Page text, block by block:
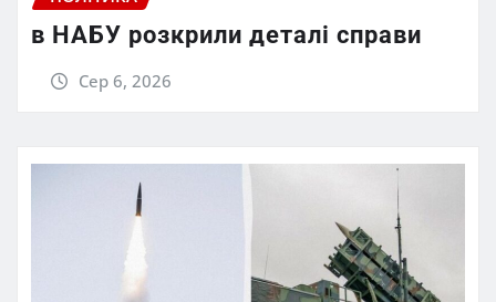
в НАБУ розкрили деталі справи
Сер 6, 2026